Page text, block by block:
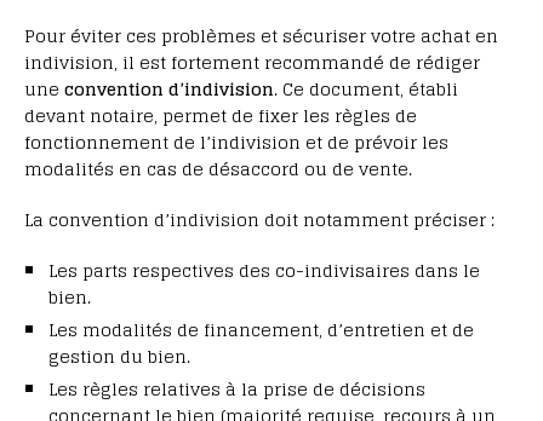
Pour éviter ces problèmes et sécuriser votre achat en
indivision, il est fortement recommandé de rédiger
une convention d’indivision. Ce document, établi
devant notaire, permet de fixer les règles de
fonctionnement de l’indivision et de prévoir les
modalités en cas de désaccord ou de vente.
La convention d’indivision doit notamment préciser :
Les parts respectives des co-indivisaires dans le
bien.
Les modalités de financement, d’entretien et de
gestion du bien.
Les règles relatives à la prise de décisions